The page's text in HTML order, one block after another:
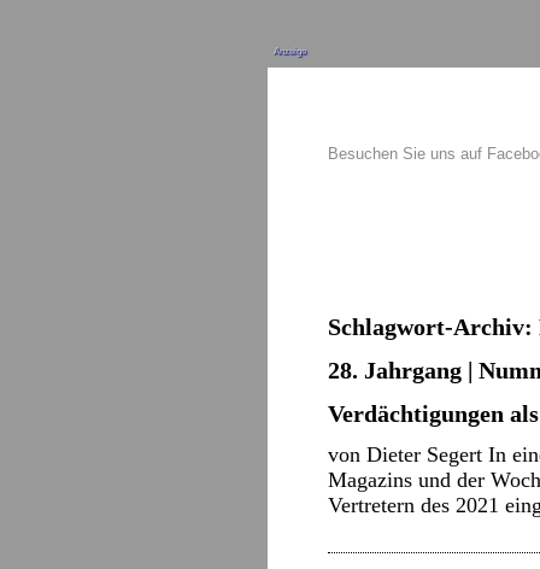
Anzeige
Besuchen Sie uns auf
Schlagwort-Archiv:
28. Jahrgang |
Verdächtigungen
von Dieter Segert In
Magazins und der
Vertretern des 2021